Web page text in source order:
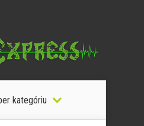
kategóriu